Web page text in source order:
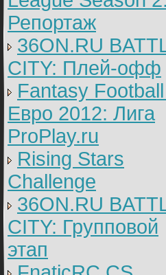
Репортаж
36ON.RU
CITY: Плей-офф
Fantasy
Евро 2012: Лига
ProPlay.ru
Rising Stars
Challenge
36ON.RU
CITY: Групповой
этап